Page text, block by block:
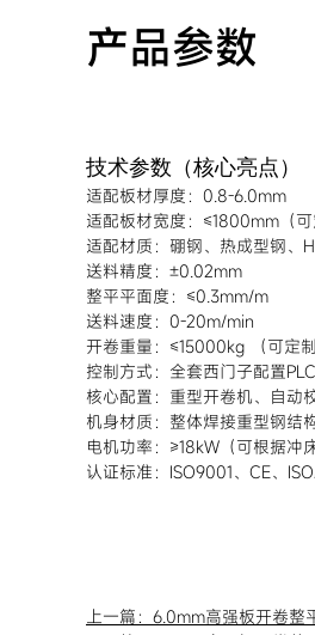
产品参数
技术参数（核心亮点）
适配板材厚度：0.8-6.0mm
适配板材宽度：≤1800mm（可
适配材质：硼钢、热成型钢、
送料精度：±0.02mm
整平平面度：≤0.3mm/m
送料速度：0-20m/min
开卷重量：≤15000kg （可定制
控制方式：全套西门子配置
核心配置：重型开卷机、自动
机身材质：整体焊接重型钢结
电机功率：≥18kW（可根据冲
认证标准：ISO9001、CE、
上一篇： 6.0mm高强板开卷整